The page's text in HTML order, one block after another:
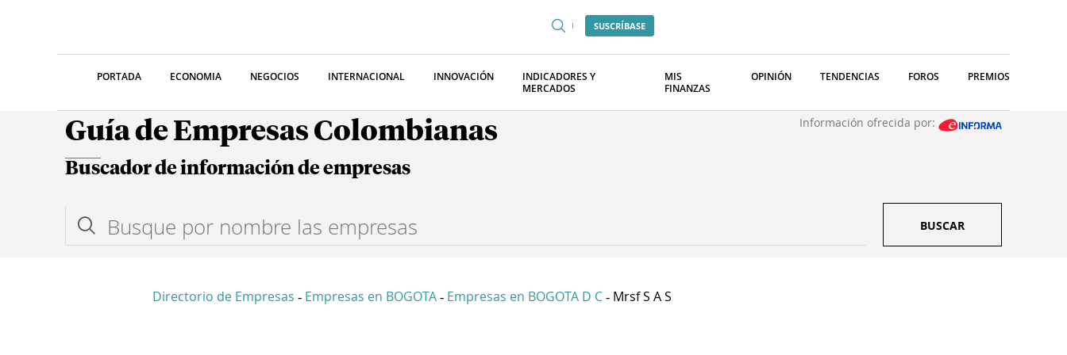
SUSCRÍBASE
PORTADA ECONOMIA NEGOCIOS INTERNACIONAL INNOVACIÓN
INDICADORES Y
MERCADOS
MIS
FINANZAS
OPINIÓN TENDENCIAS FOROS PREMIOS
Guía de Empresas Colombianas Información ofrecida por:
Buscador de información de empresas
BUSCAR
Directorio de Empresas - Empresas en BOGOTA - Empresas en BOGOTA D C - Mrsf S A S